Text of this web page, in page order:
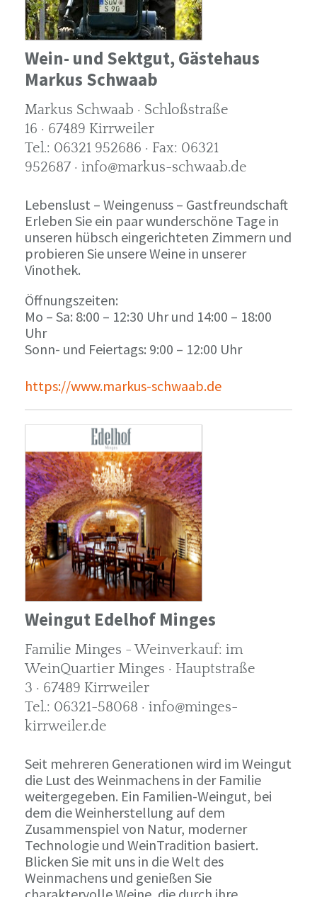
Wein- und Sektgut, Gästehaus
Markus Schwaab
Markus Schwaab · Schloßstraße
16 · 67489 Kirrweiler
Tel.: 06321 952686 · Fax: 06321
952687 · info@markus-schwaab.de
Lebenslust – Weingenuss – Gastfreundschaft
Erleben Sie ein paar wunderschöne Tage in
unseren hübsch eingerichteten Zimmern und
probieren Sie unsere Weine in unserer
Vinothek.
Öffnungszeiten:
Mo – Sa: 8:00 – 12:30 Uhr und 14:00 – 18:00
Uhr
Sonn- und Feiertags: 9:00 – 12:00 Uhr
https://www.markus-schwaab.de
Weingut Edelhof Minges
Familie Minges - Weinverkauf: im
WeinQuartier Minges · Hauptstraße
3 · 67489 Kirrweiler
Tel.: 06321-58068 · info@minges-
kirrweiler.de
Seit mehreren Generationen wird im Weingut
die Lust des Weinmachens in der Familie
weitergegeben. Ein Familien-Weingut, bei
dem die Weinherstellung auf dem
Zusammenspiel von Natur, moderner
Technologie und WeinTradition basiert.
Blicken Sie mit uns in die Welt des
Weinmachens und genießen Sie